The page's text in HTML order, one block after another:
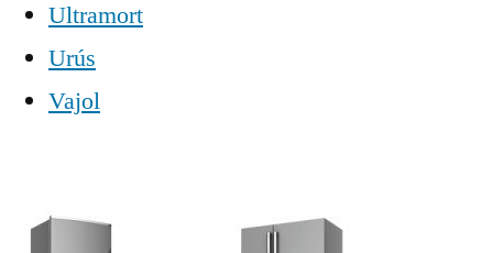
Ultramort
Urús
Vajol